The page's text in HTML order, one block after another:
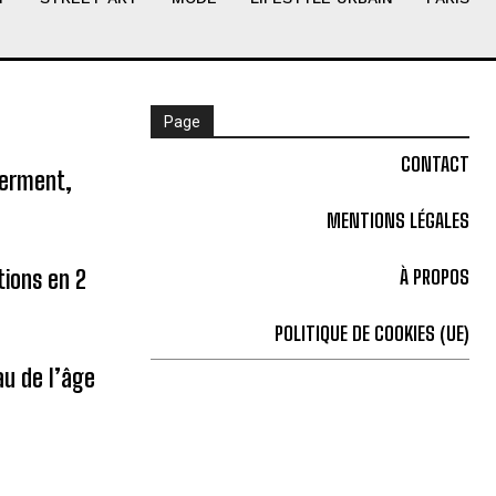
en 2
de l’âge
Page
CONTACT
MENTIONS LÉGALES
À PROPOS
POLITIQUE DE COOKIES (UE)